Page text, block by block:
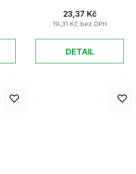
19,31 Kč bez DPH
23,37 Kč
DETAIL